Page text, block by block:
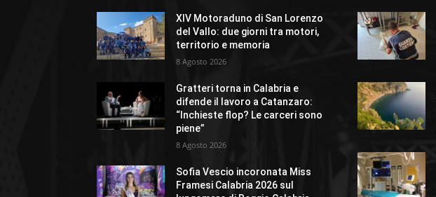
XIV Motoraduno di San Lorenzo
del Vallo: due giorni tra motori,
territorio e memoria
8 Agosto 2026
Gratteri torna in Calabria e
difende il lavoro a Catanzaro:
“Inchieste flop? Le carceri sono
piene”
8 Agosto 2026
Sofia Vescio incoronata Miss
Framesi Calabria 2026 sul